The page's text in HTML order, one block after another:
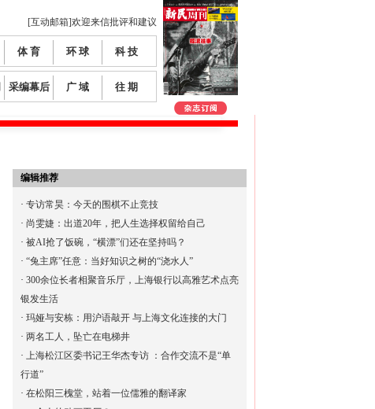
[互动邮箱]欢迎来信批评和建议
体 育 环 球 科 技
采编幕后 广 域 往 期
编辑推荐
· 专访常昊：今天的围棋不止竞技
· 尚雯婕：出道20年，把人生选择权留给自己
· 被AI抢了饭碗，“横漂”们还在坚持吗？
· “兔主席”任意：当好知识之树的“浇水人”
· 300余位长者相聚音乐厅，上海银行以高雅艺术点亮
银发生活
· 玛娅与安栋：用沪语敲开 与上海文化连接的大门
· 两名工人，坠亡在电梯井
· 上海松江区委书记王华杰专访 ：合作交流不是“单
行道”
· 在松阳三槐堂，站着一位儒雅的翻译家